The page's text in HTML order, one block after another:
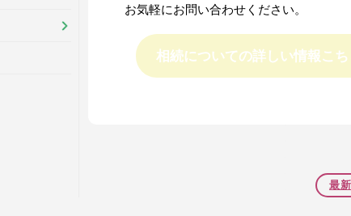
お気軽にお問い合わせください。
相続についての詳しい情報こち
最